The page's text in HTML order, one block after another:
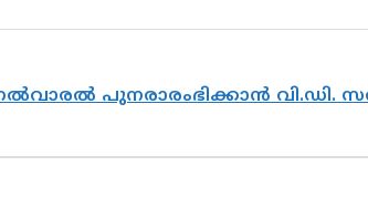
പുനരാരംഭിക്കാൻ വി.ഡി.